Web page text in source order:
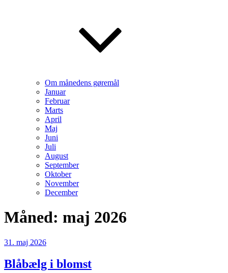
Om månedens gøremål
Januar
Februar
Marts
April
Maj
Juni
Juli
August
September
Oktober
November
December
Måned: maj 2026
Udgivet
31. maj 2026
Blåbælg i blomst